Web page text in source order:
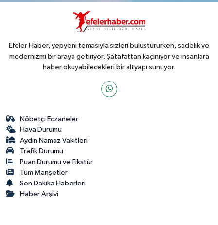
Efeler Haber, yepyeni temasıyla sizleri buluştururken, sadelik ve
modernizmi bir araya getiriyor. Şatafattan kaçınıyor ve insanlara
haber okuyabilecekleri bir altyapı sunuyor.
Nöbetçi Eczaneler
Hava Durumu
Aydin Namaz Vakitleri
Trafik Durumu
Puan Durumu ve Fikstür
Tüm Manşetler
Son Dakika Haberleri
Haber Arşivi